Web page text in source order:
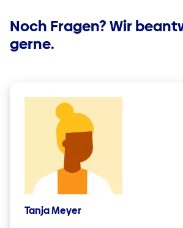
Noch Fragen? Wir
gerne.
Tanja Meyer